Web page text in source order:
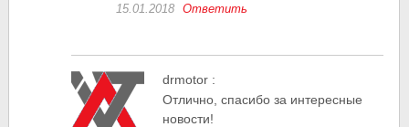
15.01.2018 Ответить
drmotor :
Отлично, спасибо за интересные
новости!